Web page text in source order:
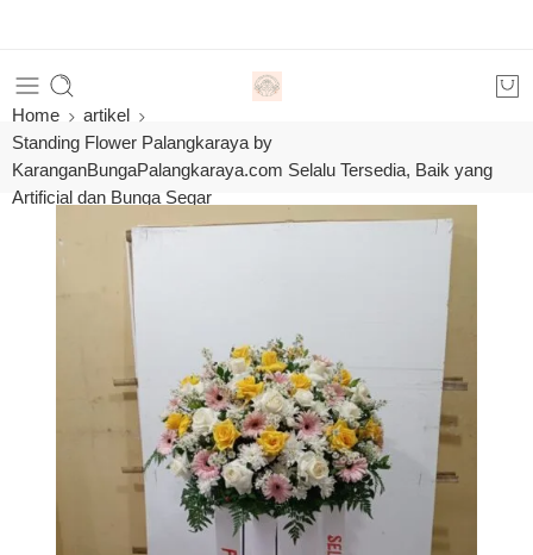
Home
artikel
Standing Flower Palangkaraya by
KaranganBungaPalangkaraya.com Selalu Tersedia, Baik yang
Artificial dan Bunga Segar